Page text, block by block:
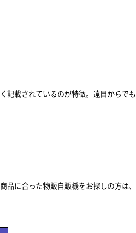
記載されているのが特徴。遠目からでも
に合った物販自販機をお探しの方は、